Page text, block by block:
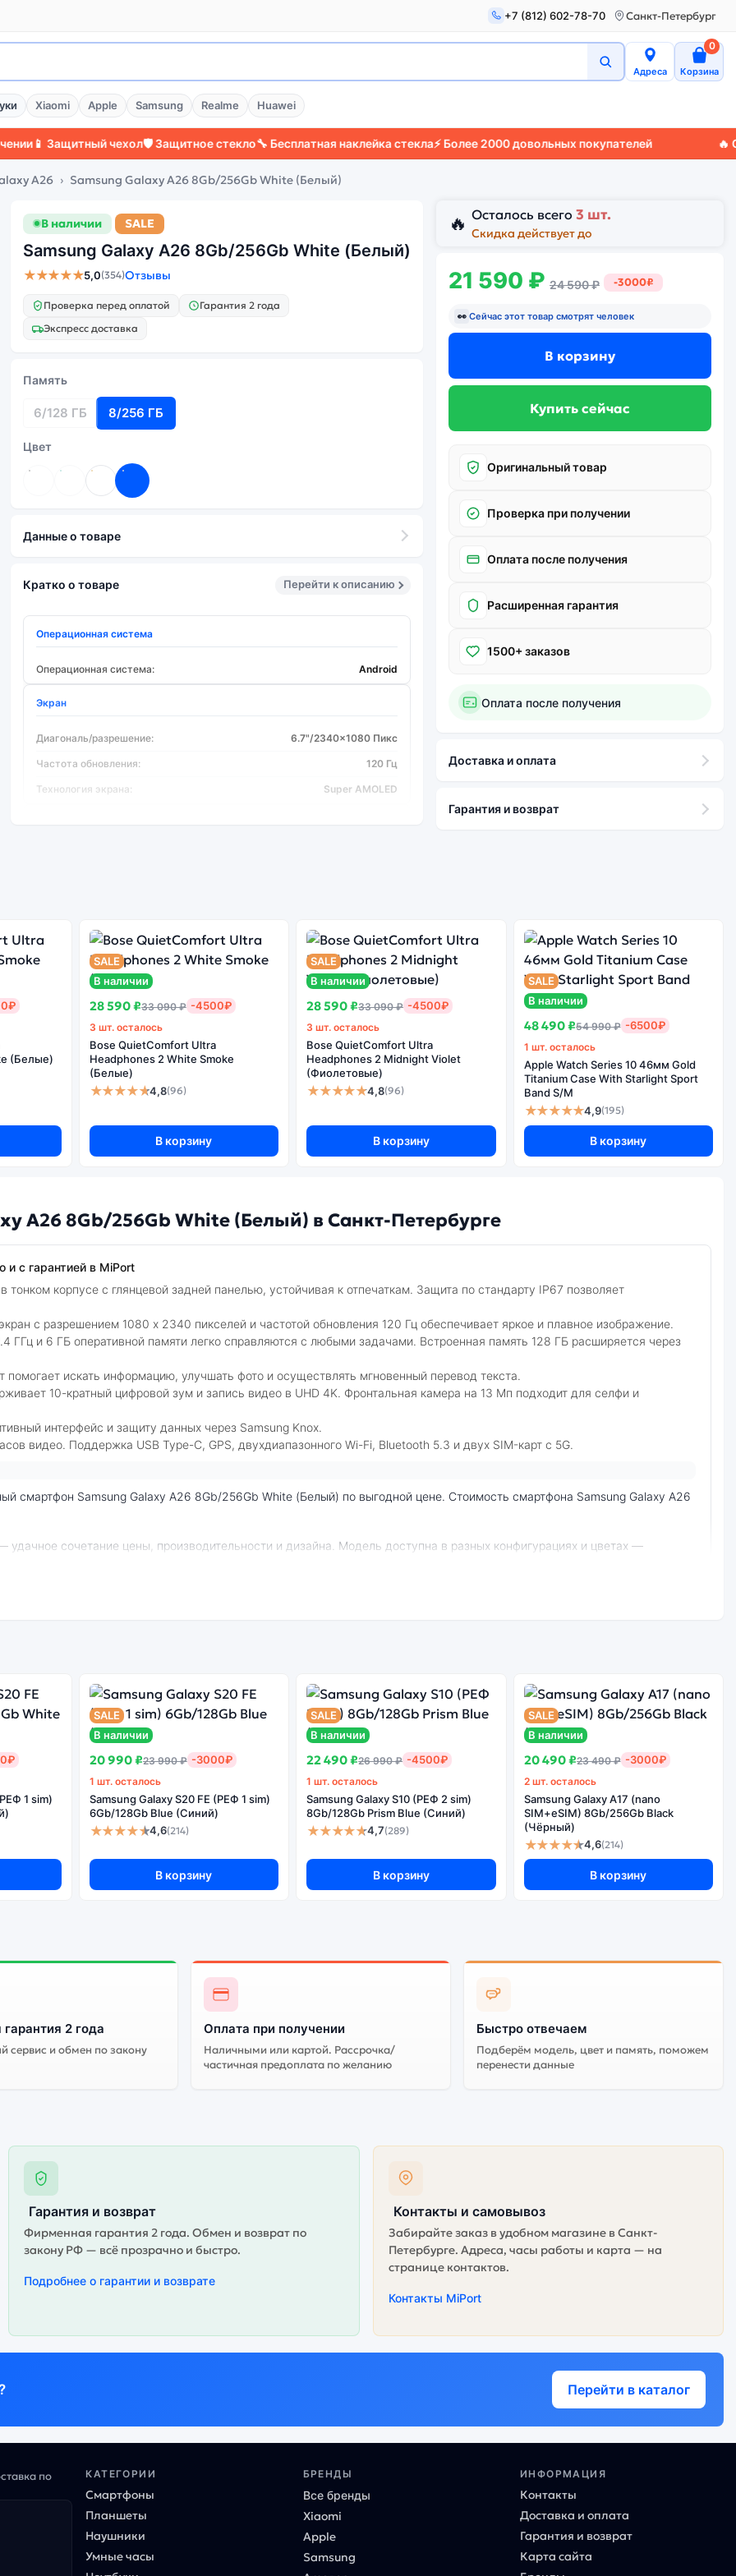
+7 (812) 602-78-70 Санкт-Петербург
Адреса Корзина
0
Xiaomi Apple Samsung Realme Huawei
чехол🛡️ Защитное стекло🔧 Бесплатная наклейка стекла⚡ Более 2000 довольных покупателей 🔥 Скидки
A26 Samsung Galaxy A26 8Gb/256Gb White (Белый)
В наличии SALE
Samsung Galaxy A26 8Gb/256Gb White (Белый)
★★★★★5,0(354)Отзывы
Проверка перед оплатой
Гарантия 2 года
Экспресс доставка
Память
6/128 ГБ 8/256 ГБ
Цвет
Данные о товаре
Кратко о товаре Перейти к описанию
Операционная система
Операционная система: Android
Экран
Диагональ/разрешение: 6.7"/2340x1080 Пикс
Частота обновления: 120 Гц
Технология экрана: Super AMOLED
Количество основных камер: 3 шт
Фотокамера МПикс: 50/5/2
Цифровая стабилизация: Да
🔥 Осталось всего 3 шт.
Скидка действует до
21 590 ₽ 24 590 ₽ -3000₽
👀 Сейчас этот товар смотрят человек
В корзину
Купить сейчас
Оригинальный товар
Проверка при получении
Оплата после получения
Расширенная гарантия
1500+ заказов
Оплата после получения
Доставка и оплата
Гарантия и возврат
(Белые)
SALE
В наличии
28 590 ₽33 090 ₽ -4500₽
3 шт. осталось
Bose QuietComfort Ultra
Headphones 2 White Smoke
(Белые)
★★★★★4,8(96)
В корзину
SALE
В наличии
28 590 ₽33 090 ₽ -4500₽
3 шт. осталось
Bose QuietComfort Ultra
Headphones 2 Midnight Violet
(Фиолетовые)
★★★★★4,8(96)
В корзину
SALE
В наличии
48 490 ₽54 990 ₽ -6500₽
1 шт. осталось
Apple Watch Series 10 46мм Gold
Titanium Case With Starlight Sport
Band S/M
★★★★★4,9(195)
В корзину
A26 8Gb/256Gb White (Белый) в Санкт-Петербурге
с гарантией в MiPort
корпусе с глянцевой задней панелью, устойчивая к отпечаткам. Защита по стандарту IP67 позволяет
с разрешением 1080 x 2340 пикселей и частотой обновления 120 Гц обеспечивает яркое и плавное изображение.
и 6 ГБ оперативной памяти легко справляются с любыми задачами. Встроенная память 128 ГБ расширяется через
искать информацию, улучшать фото и осуществлять мгновенный перевод текста.
10-кратный цифровой зум и запись видео в UHD 4K. Фронтальная камера на 13 Мп подходит для селфи и
интерфейс и защиту данных через Samsung Knox.
видео. Поддержка USB Type-C, GPS, двухдиапазонного Wi-Fi, Bluetooth 5.3 и двух SIM-карт с 5G.
сроки. Доступна экспресс-доставка по Санкт-Петербургу и самовывоз.
Galaxy A26 8Gb/256Gb White (Белый):
Системная
оболочка
Огромный выбор
Высокое качество
сборки
Стоимость
смартфона
Samsung Galaxy
A26 8Gb/256Gb
White (Белый)
версия может стоить дешевле, но корректная работа сервисов не гарантируется.
1 sim)
SALE
В наличии
20 990 ₽23 990 ₽ -3000₽
1 шт. осталось
Samsung Galaxy S20 FE (РЕФ 1 sim)
6Gb/128Gb Blue (Синий)
★★★★★4,6(214)
В корзину
SALE
В наличии
22 490 ₽26 990 ₽ -4500₽
1 шт. осталось
Samsung Galaxy S10 (РЕФ 2 sim)
8Gb/128Gb Prism Blue (Синий)
★★★★★4,7(289)
В корзину
SALE
В наличии
20 490 ₽23 490 ₽ -3000₽
2 шт. осталось
Samsung Galaxy A17 (nano
SIM+eSIM) 8Gb/256Gb Black
(Чёрный)
★★★★★4,6(214)
В корзину
2 года
сервис и обмен по закону
Оплата при получении
Наличными или картой. Рассрочка/
частичная предоплата по желанию
Быстро отвечаем
Подберём модель, цвет и память, поможем
перенести данные
Гарантия и возврат
Фирменная гарантия 2 года. Обмен и возврат по
закону РФ — всё прозрачно и быстро.
Подробнее о гарантии и возврате
Контакты и самовывоз
Забирайте заказ в удобном магазине в Санкт-
Петербурге. Адреса, часы работы и карта — на
странице контактов.
Контакты MiPort
Перейти в каталог
по
КАТЕГОРИИ
Смартфоны
Планшеты
Наушники
Умные часы
БРЕНДЫ
Все бренды
Xiaomi
Apple
Samsung
ИНФОРМАЦИЯ
Контакты
Доставка и оплата
Гарантия и возврат
Карта сайта